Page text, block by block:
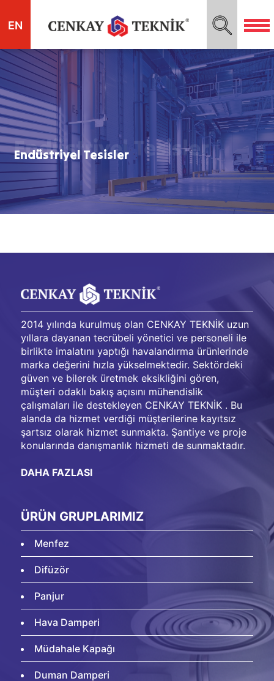
EN
Endüstriyel Tesisler
Endüstriyel Tesisler
2014 yılında kurulmuş olan CENKAY TEKNİK uzun
yıllara dayanan tecrübeli yönetici ve personeli ile
birlikte imalatını yaptığı havalandırma ürünlerinde
marka değerini hızla yükselmektedir. Sektördeki
güven ve bilerek üretmek eksikliğini gören,
müşteri odaklı bakış açısını mühendislik
çalışmaları ile destekleyen CENKAY TEKNİK . Bu
alanda da hizmet verdiği müşterilerine kayıtsız
şartsız olarak hizmet sunmakta. Şantiye ve proje
konularında danışmanlık hizmeti de sunmaktadır.
DAHA FAZLASI
ÜRÜN GRUPLARIMIZ
Menfez
Difüzör
Panjur
Hava Damperi
Müdahale Kapağı
Duman Damperi